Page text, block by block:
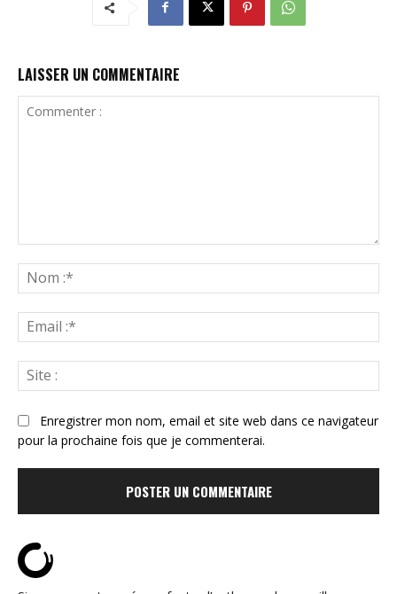
LAISSER UN COMMENTAIRE
:*
:*
:
Enregistrer mon nom, email et site web dans ce navigateur
pour la prochaine fois que je commenterai.